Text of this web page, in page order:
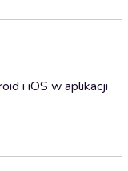
i iOS w aplikacji